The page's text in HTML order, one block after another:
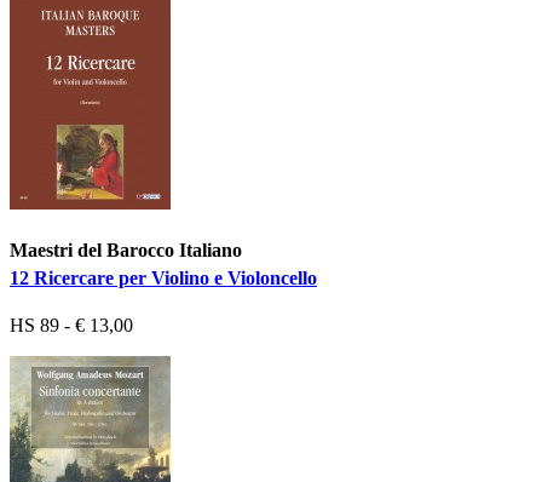
Maestri del Barocco Italiano
12 Ricercare per Violino e Violoncello
HS 89 - € 13,00